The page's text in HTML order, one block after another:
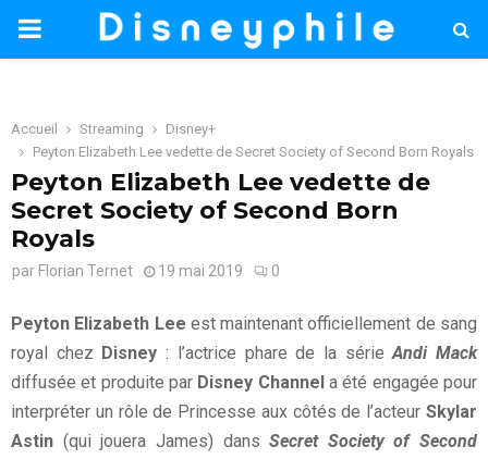
PRIMARY
Accueil Streaming
Disney+
Peyton Elizabeth Lee vedette de Secret Society of Second Born Royals
Peyton Elizabeth Lee vedette de
Secret Society of Second Born
Royals
par Florian Ternet 19 mai 2019 0
Peyton Elizabeth Lee est maintenant officiellement de sang
royal chez Disney : l’actrice phare de la sérieAndi Mack
diffusée et produite par Disney Channela été engagée pour
interpréter un rôle de Princesse aux côtés de l’acteur Skylar
Astin (qui jouera James) dansSecret Society of Second